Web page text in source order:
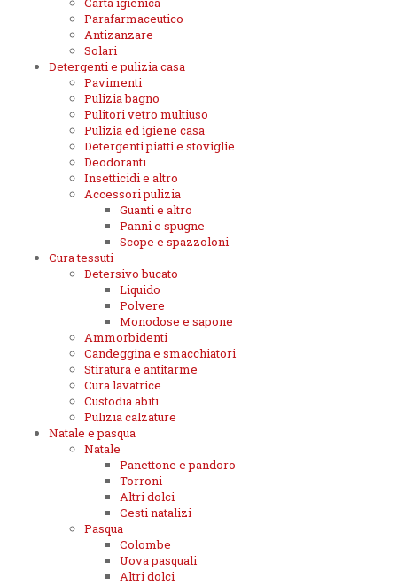
Parafarmaceutico
Antizanzare
Solari
Detergenti e pulizia casa
Pavimenti
Pulizia bagno
Pulitori vetro multiuso
Pulizia ed igiene casa
Detergenti piatti e stoviglie
Deodoranti
Insetticidi e altro
Accessori pulizia
Guanti e altro
Panni e spugne
Scope e spazzoloni
Cura tessuti
Detersivo bucato
Liquido
Polvere
Monodose e sapone
Ammorbidenti
Candeggina e smacchiatori
Stiratura e antitarme
Cura lavatrice
Custodia abiti
Pulizia calzature
Natale e pasqua
Natale
Panettone e pandoro
Torroni
Altri dolci
Cesti natalizi
Pasqua
Colombe
Uova pasquali
Altri dolci